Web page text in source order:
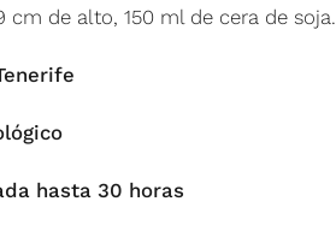
cm de alto, 150 ml de cera de soja.
hasta 30 horas